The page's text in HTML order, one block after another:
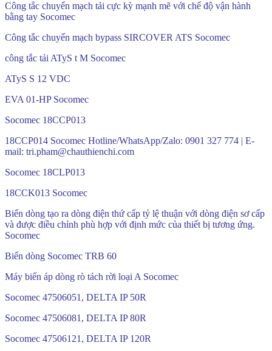
Công tắc chuyển mạch tải cực kỳ mạnh mẽ với chế độ vận hành
bằng tay Socomec
Công tắc chuyển mạch bypass SIRCOVER ATS Socomec
công tắc tải ATyS t M Socomec
ATyS S 12 VDC
EVA 01-HP Socomec
Socomec 18CCP013
18CCP014 Socomec Hotline/WhatsApp/Zalo: 0901 327 774 | E-
mail: tri.pham@chauthienchi.com
Socomec 18CLP013
18CCK013 Socomec
Biến dòng tạo ra dòng điện thứ cấp tỷ lệ thuận với dòng điện sơ cấp
và được điều chỉnh phù hợp với định mức của thiết bị tương ứng.
Socomec
Biến dòng Socomec TRB 60
Máy biến áp dòng rò tách rời loại A Socomec
Socomec 47506051, DELTA IP 50R
Socomec 47506081, DELTA IP 80R
Socomec 47506121, DELTA IP 120R